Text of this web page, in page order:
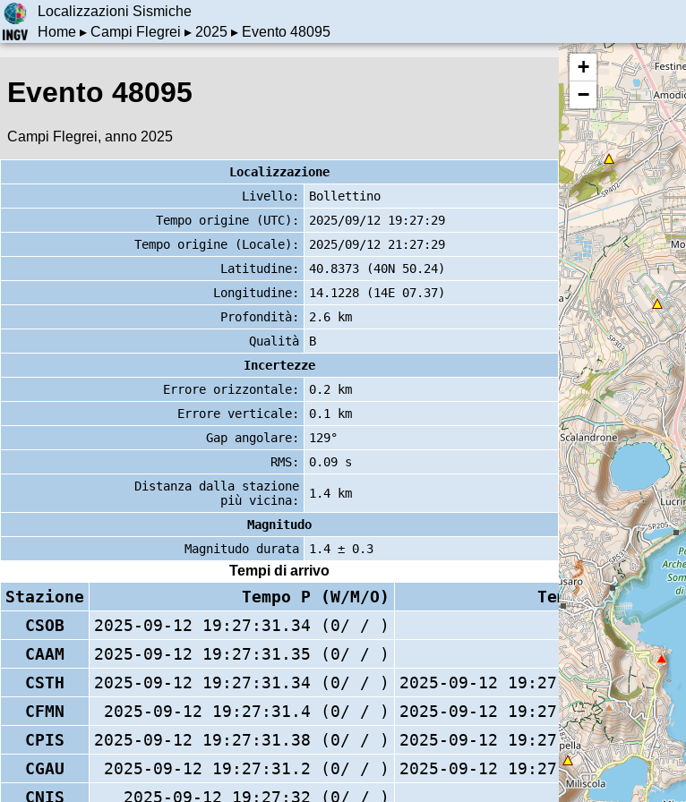
Localizzazioni Sismiche
Home▸ Campi Flegrei ▸ 2025▸ Evento 48095
Evento 48095
Campi Flegrei, anno 2025
Localizzazione
Livello:
Bollettino
Tempo origine (UTC):
2025/09/12 19:27:29
Tempo origine (Locale):
2025/09/12 21:27:29
Latitudine:
40.8373 (40N 50.24)
Longitudine:
14.1228 (14E 07.37)
Profondità:
2.6 km
Qualità
B
Incertezze
Errore orizzontale:
0.2 km
Errore verticale:
0.1 km
Gap angolare:
129°
RMS:
0.09 s
Distanza dalla stazione
più vicina:
1.4 km
Magnitudo
Magnitudo durata
1.4 ± 0.3
Tempi di arrivo
Stazione Tempo P (W/M/O) Tempo S (W/M/O)
CSOB
2025-09-12 19:27:31.34 (0/ / )
CAAM
2025-09-12 19:27:31.35 (0/ / )
CSTH
2025-09-12 19:27:31.34 (0/ / ) 2025-09-12 19:27:32.4 (0/ / )
CFMN
2025-09-12 19:27:31.4 (0/ / )
2025-09-12 19:27:32.6 (0/ / )
CPIS
2025-09-12 19:27:31.38 (0/ / )
2025-09-12 19:27:32.3 (0/ / )
CGAU
2025-09-12 19:27:31.2 (0/ / )
2025-09-12 19:27:32.1 (0/ / )
CNIS
2025-09-12 19:27:32 (0/ / )
+
−